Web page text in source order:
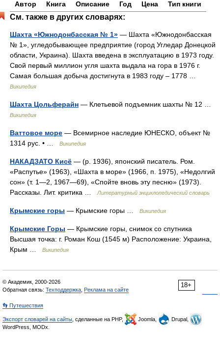
Автор Книга Описание Год Цена Тип книги
См. также в других словарях:
Шахта «Южнодонбасская № 1» — Шахта «Южнодонбасская
№ 1», угледобывающее предприятие (город Угледар Донецкой
области, Украина). Шахта введена в эксплуатацию в 1973 году.
Свой первый миллион угля шахта выдала на гора в 1976 г.
Самая большая добыча достигнута в 1983 году – 1778 …
Википедия
Шахта Цольферайн — Клетьевой подъемник шахты № 12 …
Википедия
Ваттовое море — Всемирное наследие ЮНЕСКО, объект №
1314 рус. • …
Википедия
НАКАДЗАТО Кисё — (р. 1936), японский писатель. Ром.
«Распутье» (1963), «Шахта в море» (1966, п. 1975), «Недолгий
сон» (т. 1—2, 1967—69), «Спойте вновь эту песню» (1973).
Рассказы. Лит. критика …
Литературный энциклопедический словарь
Крымские горы — Крымские горы … Википедия
Крымские Горы — Крымские горы, снимок со спутника
Высшая точка: г. Роман Кош (1545 м) Расположение: Украина,
Крым …
Википедия
18+
© Академик, 2000-2026
Обратная связь: Техподдержка Реклама на сайте
👣 Путешествия
Экспорт словарей на сайты , сделанные на PHP, Joomla,
Drupal,
WordPress, MODx.